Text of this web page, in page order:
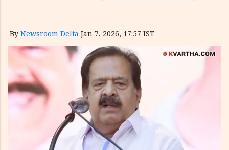
By Newsroom Delta Jan 7, 2026, 17:57 IST